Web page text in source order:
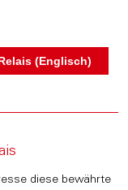
diese bewährte